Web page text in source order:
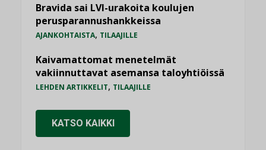
Bravida sai LVI-urakoita koulujen
perusparannushankkeissa
AJANKOHTAISTA, TILAAJILLE
Kaivamattomat menetelmät
vakiinnuttavat asemansa taloyhtiöissä
LEHDEN ARTIKKELIT, TILAAJILLE
KATSO KAIKKI